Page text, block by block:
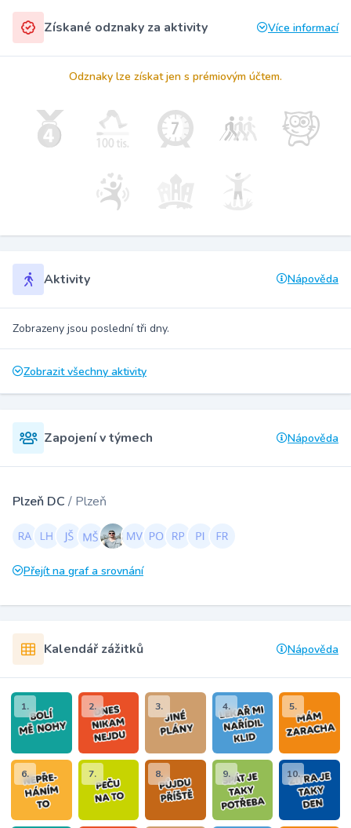
Získané odznaky za aktivity Více informací
Odznaky lze získat jen s prémiovým účtem.
Aktivity Nápověda
Zobrazeny jsou poslední tři dny.
Zobrazit všechny aktivity
Zapojení v týmech Nápověda
Plzeň DC / Plzeň
Přejít na graf a srovnání
Kalendář zážitků Nápověda
1. 2. 3. 4. 5.
6. 7. 8. 9. 10.